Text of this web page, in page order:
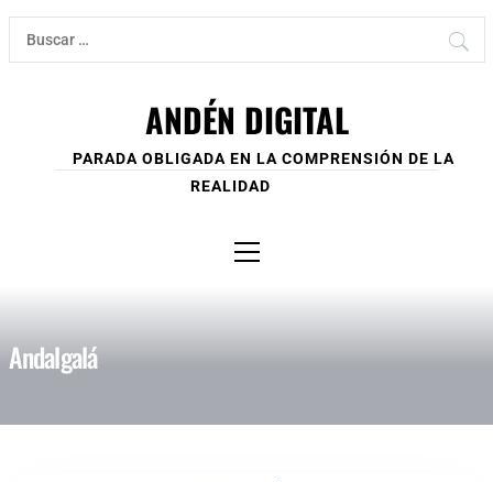
Ir
contenido
Buscar:
ANDÉN DIGITAL
PARADA OBLIGADA EN LA COMPRENSIÓN DE LA
REALIDAD
principal
Andalgalá